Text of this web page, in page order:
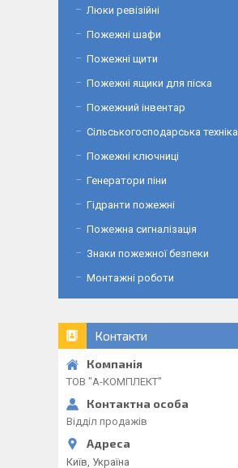
Люки ревізійні
Пожежні шафи
Пожежні щити
Пожежні ящики для піска
Пожежний інвентар
Сільськогосподарська техніка
Пожежні ключниці
Генератори піни
Гідранти пожежні
Пожежна сигналізація
Знаки пожежної безпеки
Монтажні роботи
Контакти
ТОВ "А-КОМПЛЕКТ"
Відділ продажів
Київ, Україна